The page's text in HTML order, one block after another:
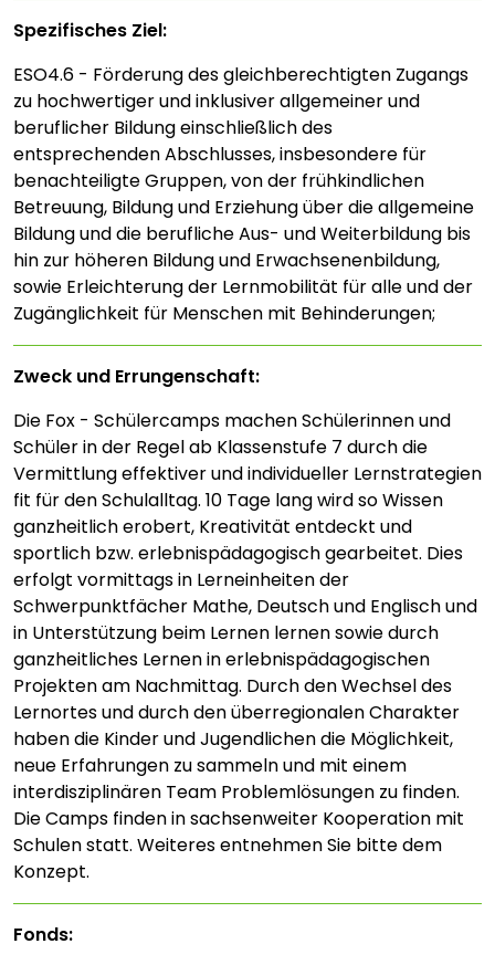
Spezifisches Ziel:
ESO4.6 - Förderung des gleichberechtigten Zugangs
zu hochwertiger und inklusiver allgemeiner und
beruflicher Bildung einschließlich des
entsprechenden Abschlusses, insbesondere für
benachteiligte Gruppen, von der frühkindlichen
Betreuung, Bildung und Erziehung über die allgemeine
Bildung und die berufliche Aus- und Weiterbildung bis
hin zur höheren Bildung und Erwachsenenbildung,
sowie Erleichterung der Lernmobilität für alle und der
Zugänglichkeit für Menschen mit Behinderungen;
Zweck und Errungenschaft:
Die Fox - Schülercamps machen Schülerinnen und
Schüler in der Regel ab Klassenstufe 7 durch die
Vermittlung effektiver und individueller Lernstrategien
fit für den Schulalltag. 10 Tage lang wird so Wissen
ganzheitlich erobert, Kreativität entdeckt und
sportlich bzw. erlebnispädagogisch gearbeitet. Dies
erfolgt vormittags in Lerneinheiten der
Schwerpunktfächer Mathe, Deutsch und Englisch und
in Unterstützung beim Lernen lernen sowie durch
ganzheitliches Lernen in erlebnispädagogischen
Projekten am Nachmittag. Durch den Wechsel des
Lernortes und durch den überregionalen Charakter
haben die Kinder und Jugendlichen die Möglichkeit,
neue Erfahrungen zu sammeln und mit einem
interdisziplinären Team Problemlösungen zu finden.
Die Camps finden in sachsenweiter Kooperation mit
Schulen statt. Weiteres entnehmen Sie bitte dem
Konzept.
Fonds: